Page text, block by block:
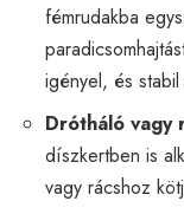
fémrudakba
igényel, és
Drótháló vagy
díszkertben is
vagy rácshoz